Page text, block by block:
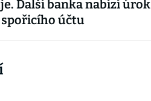
Další banka nabízí úrok
účtu